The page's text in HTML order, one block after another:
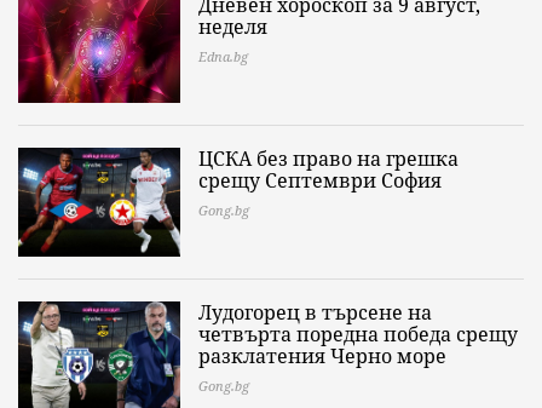
неделя
Edna.bg
ЦСКА без право на грешка
срещу Септември София
Gong.bg
Лудогорец в търсене на
четвърта поредна победа срещу
разклатения Черно море
Gong.bg